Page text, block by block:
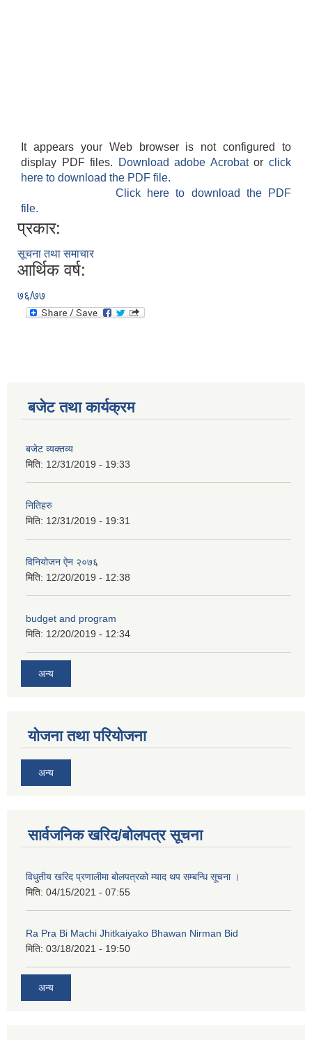
It appears your Web browser is not configured to
display PDF files.
Download adobe Acrobatorclick
here to download the PDF file.
Click here to download the PDF
file.
प्रकार:
सूचना तथा समाचार
आर्थिक वर्ष:
७६/७७
बजेट तथा कार्यक्रम
बजेट व्यक्तव्य
मिति: 12/31/2019 - 19:33
नितिहरु
मिति: 12/31/2019 - 19:31
विनियोजन ऐन २०७६
मिति: 12/20/2019 - 12:38
budget and program
मिति: 12/20/2019 - 12:34
अन्य
योजना तथा परियोजना
अन्य
सार्वजनिक खरिद/बोलपत्र सूचना
विधुतीय खरिद प्रणालीमा बोलपत्रको म्याद थप सम्बन्धि सूचना ।
मिति: 04/15/2021 - 07:55
Ra Pra Bi Machi Jhitkaiyako Bhawan Nirman Bid
मिति: 03/18/2021 - 19:50
अन्य